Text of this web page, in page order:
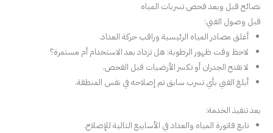
نصائح قبل وبعد فحص تسربات المياه
قبل وصول الفني:
أغلق مصادر المياه الرئيسية وراقب حركة العداد.
لاحظ وقت ظهور الرطوبة: هل تزداد بعد الاستخدام أم مستمرة؟
لا تفتح الجدران أو تكسر الأرضيات قبل الفحص.
أبلغ الفني بأي تسرب سابق تم إصلاحه في نفس المنطقة.
بعد تنفيذ الخدمة:
تابع فاتورة المياه والعداد في الأسابيع التالية للإصلاح.